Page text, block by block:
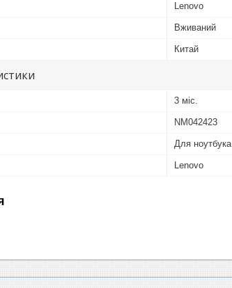
Lenovo
Вживаний
Китай
3 міс.
NM042423
Для ноутбука
Lenovo